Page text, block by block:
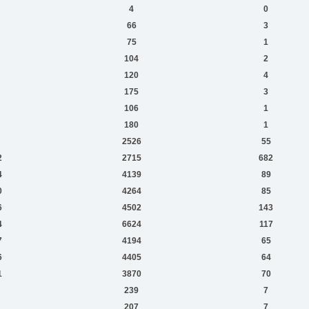
4
0
66
3
75
1
104
2
120
4
175
3
106
1
180
1
2526
55
2715
682
4139
89
4264
85
4502
143
6624
117
4194
65
4405
64
3870
70
239
7